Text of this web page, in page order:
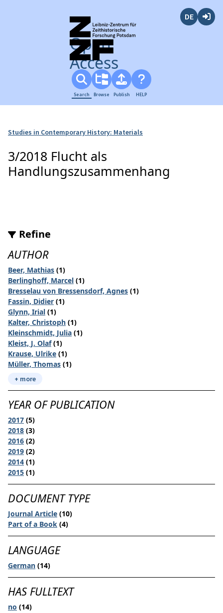
Open
Access
Search Browse Publish HELP
Studies in Contemporary History: Materials
3/2018 Flucht als
Handlungszusammenhang
Refine
AUTHOR
Beer, Mathias (1)
Berlinghoff, Marcel (1)
Bresselau von Bressensdorf, Agnes (1)
Fassin, Didier (1)
Glynn, Irial (1)
Kalter, Christoph (1)
Kleinschmidt, Julia (1)
Kleist, J. Olaf(1)
Krause, Ulrike (1)
Müller, Thomas (1)
+ more
YEAR OF PUBLICATION
2017 (5)
2018 (3)
2016 (2)
2019 (2)
2014 (1)
2015 (1)
DOCUMENT TYPE
Journal Article (10)
Part of a Book (4)
LANGUAGE
German (14)
HAS FULLTEXT
no (14)